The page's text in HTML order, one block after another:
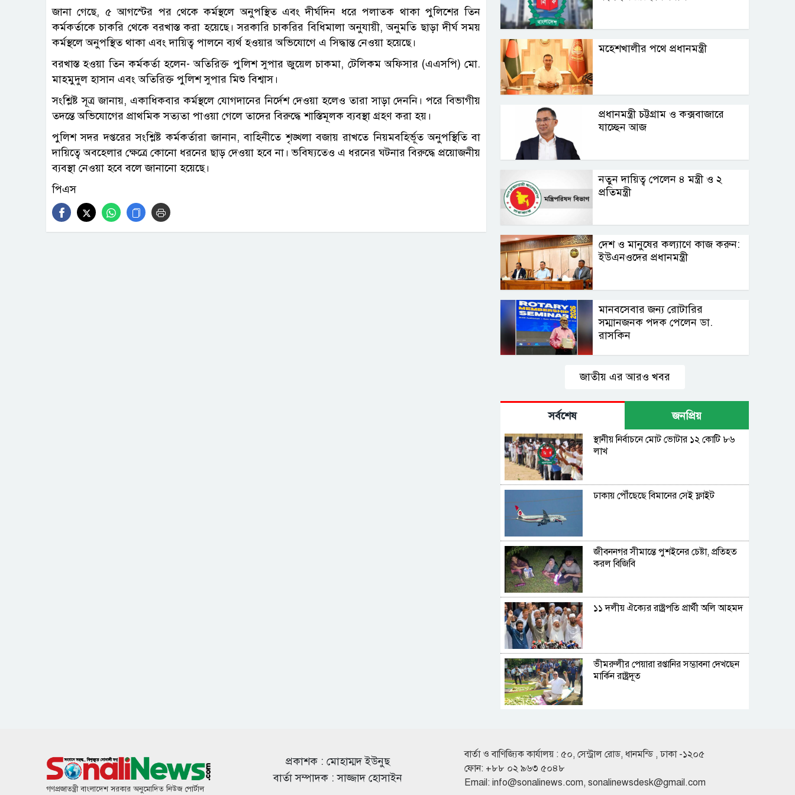
জানা গেছে, ৫ আগস্টের পর থেকে কর্মস্থলে অনুপস্থিত এবং দীর্ঘদিন ধরে পলাতক থাকা পুলিশের তিন
কর্মকর্তাকে চাকরি থেকে বরখাস্ত করা হয়েছে। সরকারি চাকরির বিধিমালা অনুযায়ী, অনুমতি ছাড়া দীর্ঘ সময়
কর্মস্থলে অনুপস্থিত থাকা এবং দায়িত্ব পালনে ব্যর্থ হওয়ার অভিযোগে এ সিদ্ধান্ত নেওয়া হয়েছে।
বরখাস্ত হওয়া তিন কর্মকর্তা হলেন- অতিরিক্ত পুলিশ সুপার জুয়েল চাকমা, টেলিকম অফিসার (এএসপি) মো.
মাহমুদুল হাসান এবং অতিরিক্ত পুলিশ সুপার মিশু বিশ্বাস।
সংশ্লিষ্ট সূত্র জানায়, একাধিকবার কর্মস্থলে যোগদানের নির্দেশ দেওয়া হলেও তারা সাড়া দেননি। পরে বিভাগীয়
তদন্তে অভিযোগের প্রাথমিক সত্যতা পাওয়া গেলে তাদের বিরুদ্ধে শাস্তিমূলক ব্যবস্থা গ্রহণ করা হয়।
পুলিশ সদর দপ্তরের সংশ্লিষ্ট কর্মকর্তারা জানান, বাহিনীতে শৃঙ্খলা বজায় রাখতে নিয়মবহির্ভূত অনুপস্থিতি বা
দায়িত্বে অবহেলার ক্ষেত্রে কোনো ধরনের ছাড় দেওয়া হবে না। ভবিষ্যতেও এ ধরনের ঘটনার বিরুদ্ধে প্রয়োজনীয়
ব্যবস্থা নেওয়া হবে বলে জানানো হয়েছে।
পিএস
মহেশখালীর পথে প্রধানমন্ত্রী
প্রধানমন্ত্রী চট্টগ্রাম ও কক্সবাজারে
যাচ্ছেন আজ
নতুন দায়িত্ব পেলেন ৪ মন্ত্রী ও ২
প্রতিমন্ত্রী
দেশ ও মানুষের কল্যাণে কাজ করুন:
ইউএনওদের প্রধানমন্ত্রী
মানবসেবার জন্য রোটারির
সম্মানজনক পদক পেলেন ডা.
রাসকিন
জাতীয় এর আরও খবর
সর্বশেষ জনপ্রিয়
স্থানীয় নির্বাচনে মোট ভোটার ১২ কোটি ৮৬
লাখ
ঢাকায় পৌঁছেছে বিমানের সেই ফ্লাইট
জীবননগর সীমান্তে পুশইনের চেষ্টা, প্রতিহত
করল বিজিবি
১১ দলীয় ঐক্যের রাষ্ট্রপতি প্রার্থী অলি আহমদ
ভীমরুলীর পেয়ারা রপ্তানির সম্ভাবনা দেখছেন
মার্কিন রাষ্ট্রদূত
মাতারবাড়ি পৌঁছেছেন প্রধানমন্ত্রী
গণপ্রজাতন্ত্রী বাংলাদেশ সরকার অনুমোদিত নিউজ পোর্টাল
প্রকাশক : মোহাম্মদ ইউনুছ
বার্তা সম্পাদক : সাজ্জাদ হোসাইন
বার্তা ও বাণিজ্যিক কার্যালয় : ৫০, সেন্ট্রাল রোড, ধানমন্ডি , ঢাকা -১২০৫
ফোন: +৮৮ ০২ ৯৬৩ ৫০৪৮
Email: info@sonalinews.com, sonalinewsdesk@gmail.com